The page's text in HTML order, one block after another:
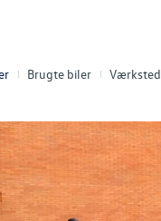
Brugte biler Værksted